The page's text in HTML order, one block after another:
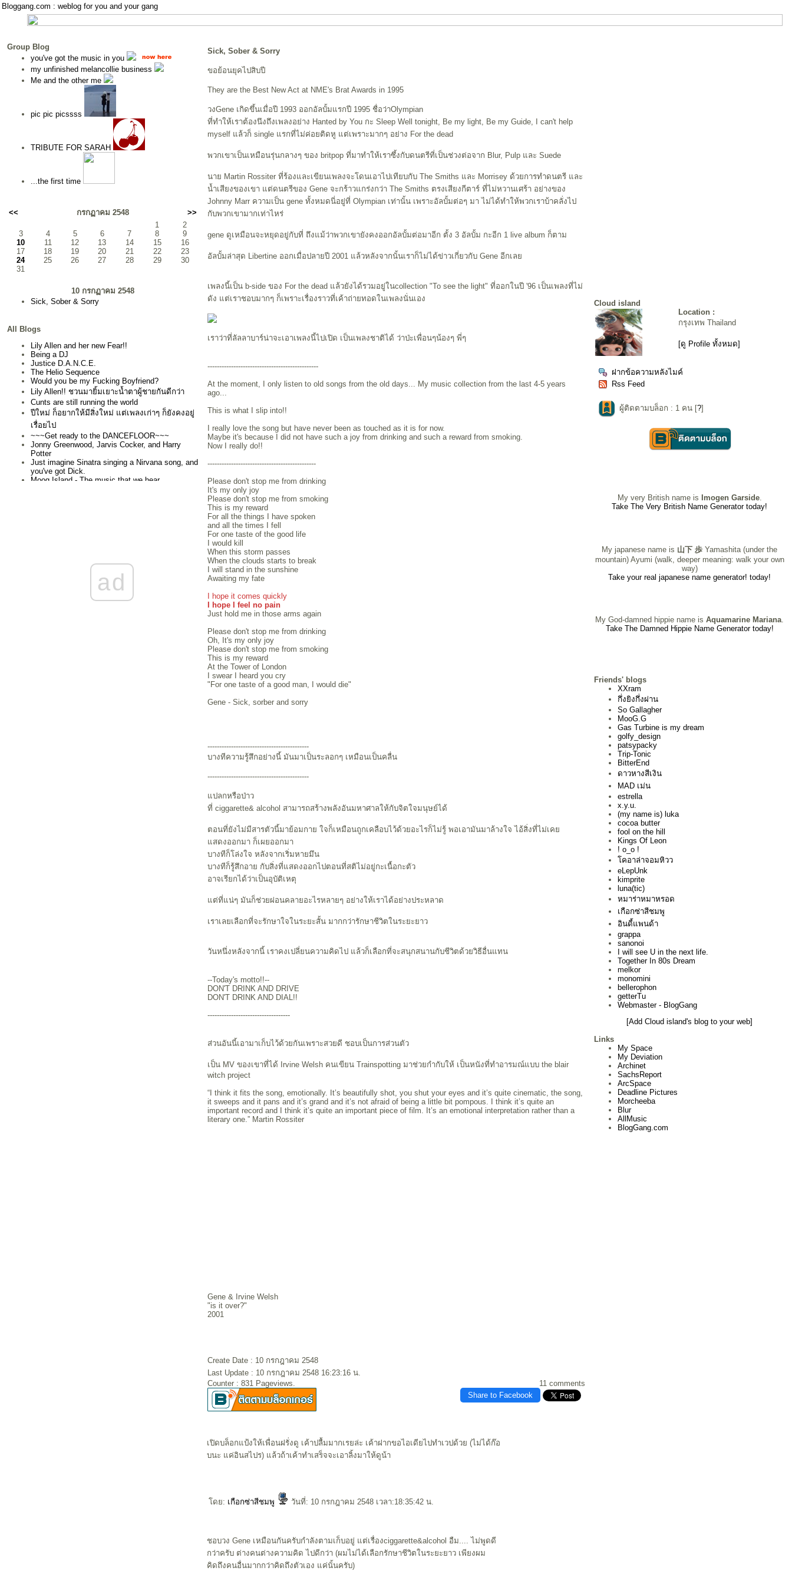
Bloggang.com : weblog for you and your gang
Group Blog
you've got the music in you
my unfinished melancollie business
Me and the other me
pic pic picssss
TRIBUTE FOR SARAH
...the first time
<< กรกฏาคม 2548
>>
1
2
3
4 5 6 7 8
9
10
11 12 13 14 15
16
17
18 19 20 21 22
23
24
25 26 27 28 29
30
31
10 กรกฏาคม 2548
Sick, Sober & Sorry
All Blogs
Lily Allen and her new Fear!!
Being a DJ
Justice D.A.N.C.E.
The Helio Sequence
Would you be my Fucking Boyfriend?
Lily Allen!! ชวนมายิ้มเยาะน้ำตาผู้ชายกันดีกว่า
Cunts are still running the world
ปีใหม่ ก็อยากให้มีสิ่งใหม่ แต่เพลงเก่าๆ ก็ยังคงอยู่
เรื่อยไป
~~~Get ready to the DANCEFLOOR~~~
Jonny Greenwood, Jarvis Cocker, and Harry
Potter
Just imagine Sinatra singing a Nirvana song, and
you've got Dick.
Moog Island - The music that we hear
The Talented Mr. Duff...
Sway.... & the time and space of being surreal.
I love you Temposhark วงใหม่ไฟแรง นิสัยดี
ad
Sick, Sober & Sorry
ขอย้อนยุคไปสิบปี
They are the Best New Act at NME's Brat Awards in 1995
วงGene เกิดขึ้นเมื่อปี 1993 ออกอัลบั้มแรกปี 1995 ชื่อว่าOlympian
ที่ทำให้เราต้องนึงถึงเพลงอย่าง Hanted by You กะ Sleep Well tonight, Be my light, Be my Guide, I can't help
myself แล้วก็ single แรกที่ไม่ค่อยติดหู แต่เพราะมากๆ อย่าง For the dead
พวกเขาเป็นเหมือนรุ่นกลางๆ ของ britpop ที่มาทำให้เราซึ้งกับดนตรีที่เป็นช่วงต่อจาก Blur, Pulp และ Suede
นาย Martin Rossiter ที่ร้องและเขียนเพลงจะโดนเอาไปเทียบกับ The Smiths และ Morrisey ด้วยการทำดนตรี และ
น้ำเสียงของเขา แต่ดนตรีของ Gene จะกร้าวแกร่งกว่า The Smiths ตรงเสียงกีตาร์ ที่ไม่หวานเศร้า อย่างของ
Johnny Marr ความเป็น gene ทั้งหมดนี่อยู่ที่ Olympian เท่านั้น เพราะอัลบั้มต่อๆ มา ไม่ได้ทำให้พวกเราบ้าคลั่งไป
กับพวกเขามากเท่าไหร่
gene ดูเหมือนจะหยุดอยู่กับที่ ถึงแม้ว่าพวกเขายังคงออกอัลบั้มต่อมาอีก ตั้ง 3 อัลบั้ม กะอีก 1 live album ก็ตาม
อัลบั้มล่าสุด Libertine ออกเมื่อปลายปี 2001 แล้วหลังจากนั้นเราก็ไม่ได้ข่าวเกี่ยวกับ Gene อีกเล
เพลงนี้เป็น b-side ของ For the dead แล้วยังได้รวมอยู่ในcollection "To see the light" ที่ออกในปี '96 เป็นเพลงที่ไม่
ดัง แต่เราชอบมากๆ ก็เพราะเรื่องราวที่เค้าถ่ายทอดในเพลงนั่นเอง
เราว่าที่ลัลลาบาร์น่าจะเอาเพลงนี้ไปเปิด เป็นเพลงชาติได้ ว่าป่ะเพื่อนๆน้องๆ พี่ๆ
-----------------------------------------------
At the moment, I only listen to old songs from the old days... My music collection from the last 4-5 years
ago...
This is what I slip into!!
I really love the song but have never been as touched as it is for now.
Maybe it's because I did not have such a joy from drinking and such a reward from smoking.
Now I really do!!
----------------------------------------------
Please don't stop me from drinking
It's my only joy
Please don't stop me from smoking
This is my reward
For all the things I have spoken
and all the times I fell
For one taste of the good life
I would kill
When this storm passes
When the clouds starts to break
I will stand in the sunshine
Awaiting my fate
I hope it comes quickly
I hope I feel no pain
Just hold me in those arms again
Please don't stop me from drinking
Oh, It's my only joy
Please don't stop me from smoking
This is my reward
At the Tower of London
I swear I heard you cry
"For one taste of a good man, I would die"
Gene - Sick, sorber and sorry
-------------------------------------------
บางทีความรู้สึกอย่างนี้ มันมาเป็นระลอกๆ เหมือนเป็นคลื่น
-------------------------------------------
ปลกหรือป่าว
ที่ ciggarette& alcohol สามารถสร้างพลังอันมหาศาลให้กับจิตใจมนุษย์ได้
ตอนที่ยังไม่มีสารตัวนี้มาย้อมกาย ใจก็เหมือนถูกเคลือบไว้ด้วยอะไรก็ไม่รู้ พอเอามันมาล้างใจ ไอ้สิ่งที่ไม่เค
สดงออกมา ก็เผยออกมา
บางทีก็โล่งใจ หลังจากเริ่มหายมึน
บางทีก็รู้สึกอาย กับสิ่งที่แสดงออกไปตอนที่สติไม่อยู่กะเนื้อกะตัว
อาจเรียกได้ว่าเป็นอุบัติเหตุ
ต่ที่แน่ๆ มันก็ช่วยผ่อนคลายอะไรหลายๆ อย่างให้เราได้อย่างประหลาด
เราเลยเลือกที่จะรักษาใจในระยะสั้น มากกว่ารักษาชีวิตในระยะยาว
วันหนึ่งหลังจากนี้ เราคงเปลี่ยนความคิดไป แล้วก็เลือกที่จะสนุกสนานกับชีวิตด้วยวิธีอื่นแทน
--Today's motto!!--
DON'T DRINK AND DRIVE
DON'T DRINK AND DIAL!!
-----------------------------------
ส่วนอันนี้เอามาเก็บไว้ด้วยกันเพราะสวยดี ชอบเป็นการส่วนตัว
เป็น MV ของเขาที่ได้ Irvine Welsh คนเขียน Trainspotting มาช่วยกำกับให้ เป็นหนังที่ทำอารมณ์แบบ the blair
witch project
“I think it fits the song, emotionally. It’s beautifully shot, you shut your eyes and it’s quite cinematic, the song,
it sweeps and it pans and it’s grand and it’s not afraid of being a little bit pompous. I think it’s quite an
important record and I think it’s quite an important piece of film. It’s an emotional interpretation rather than a
literary one.” Martin Rossiter
Gene & Irvine Welsh
"is it over?"
2001
Create Date : 10 กรกฎาคม 2548
Last Update : 10 กรกฎาคม 2548 16:23:16 น.
11 comments
Counter : 831 Pageviews.
Share to Facebook
เปิดบล็อกแป้งให้เพื่อนฝรั่งดู เค้าปลื้มมากเรยล่ะ เค้าฝากขอไอเดียไปทำเวปด้วย (ไม่ได้ก๊อ
บนะ แค่อินสไปร) แล้วถ้าเค้าทำเสร็จจะเอาลิ้งมาให้ดูน้า
ดย: เกือกซ่าสีชมพู วันที่: 10 กรกฎาคม 2548 เวลา:18:35:42 น.
ชอบวง Gene เหมือนกันครับกำลังตามเก็บอยู่ แต่เรื่องciggarette&alcohol อืม.... ไม่พูดดี
กว่าครับ ต่างคนต่างความคิด ไปดีกว่า (ผมไม่ได้เลือกรักษาชีวิตในระยะยาว เพียงผม
คิดถึงคนอื่นมากกว่าคิดถึงตัวเอง แค่นั้นครับ)
Cloud island
Location :
กรุงเทพ Thailand
[ดู Profile ทั้งหมด]
ฝากข้อความหลังไมค์
Rss Feed
ผู้ติดตามบล็อก : 1 คน [?]
My very British name is Imogen Garside.
Take The Very British Name Generator today!
My japanese name is 山下 歩 Yamashita (under the
mountain) Ayumi (walk, deeper meaning: walk your own
way)
Take your real japanese name generator! today!
My God-damned hippie name is Aquamarine Mariana
Take The Damned Hippie Name Generator today!
Friends' blogs
XXram
กึ่งยิงกึ่งผ่าน
So Gallagher
MooG.G
Gas Turbine is my dream
golfy_design
patsypacky
Trip-Tonic
BitterEnd
ดาวหางสีเงิน
MAD เม่น
estrella
x.y.u.
(my name is) luka
cocoa butter
fool on the hill
Kings Of Leon
! o_o !
คอาล่าจอมหิวว
eLepUnk
kimprite
luna(tic)
หมาร่าหมาหรอด
เกือกซ่าสีชมพู
อินดี้แพนด้า
grappa
sanonoi
I will see U in the next life.
Together In 80s Dream
melkor
monomini
bellerophon
getterTu
Webmaster - BlogGang
[Add Cloud island's blog to your web]
Links
My Space
My Deviation
Archinet
SachsReport
ArcSpace
Deadline Pictures
Morcheeba
Blur
AllMusic
BlogGang.com